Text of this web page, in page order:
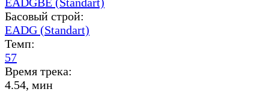
Басовый строй:
EADG (Standart)
Темп:
57
Время трека:
4.54, мин